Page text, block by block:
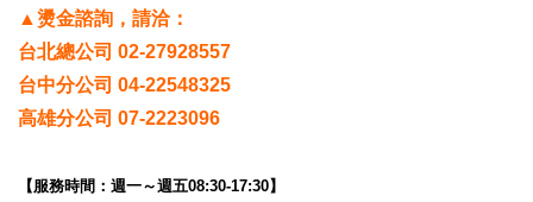
▲燙金諮詢，請洽：
台北總公司 02-27928557
台中分公司 04-22548325
高雄分公司 07-2223096
【服務時間：週一～週五08:30-17:30】